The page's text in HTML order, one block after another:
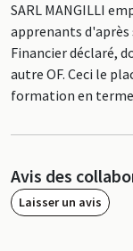
SARL MANGILLI
apprenants
Financier déclaré,
autre OF. Ceci le
formation en
Avis des
Laisser un avis